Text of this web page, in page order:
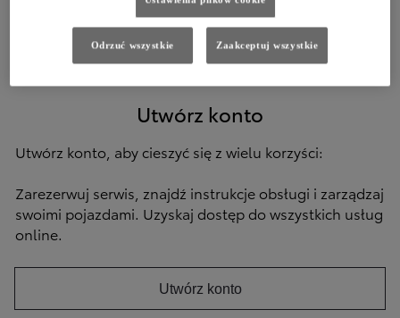
Nie pamiętam hasła
Utwórz konto
Utwórz konto, aby cieszyć się z wielu korzyści:
Zarezerwuj serwis, znajdź instrukcje obsługi i zarządzaj
swoimi pojazdami. Uzyskaj dostęp do wszystkich usług
online.
Utwórz konto
Odrzuć wszystkie Zaakceptuj wszystkie